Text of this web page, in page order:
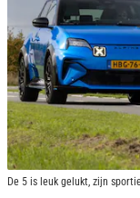
De 5 is leuk gelukt, zijn